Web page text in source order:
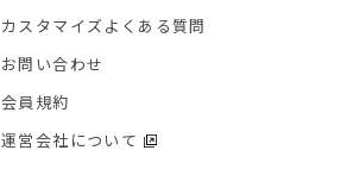
カスタマイズよくある質問
お問い合わせ
会員規約
運営会社について